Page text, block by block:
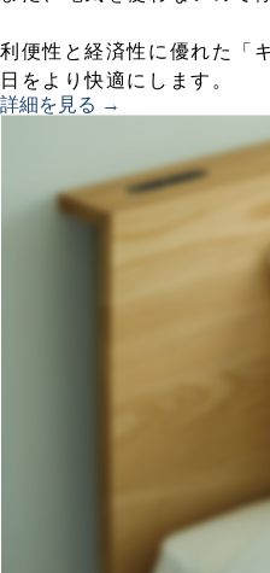
利便性と経済性に優れた「
日をより快適にします。
詳細を見る →